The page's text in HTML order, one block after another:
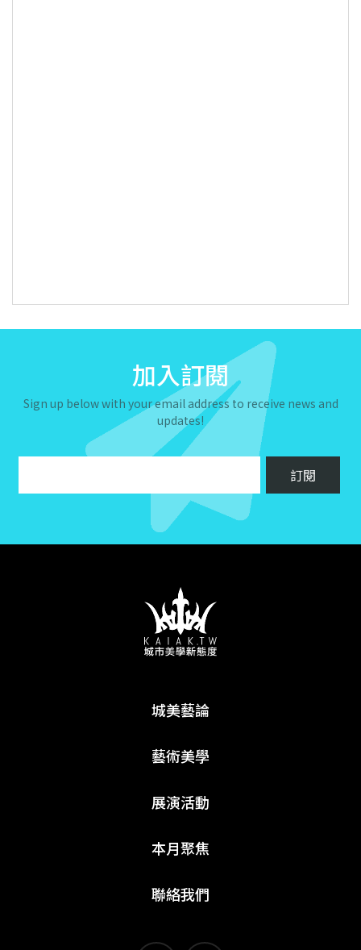
加入訂閱
Sign up below with your email address to receive news and
updates!
城美藝論
藝術美學
展演活動
本月聚焦
聯絡我們